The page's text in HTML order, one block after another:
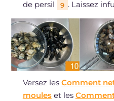
de persil
9 . Laissez
Versez les Comment
mouleset les